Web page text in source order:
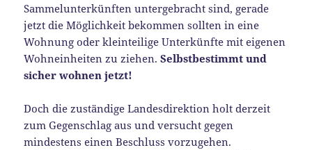
Sammelunterkünften untergebracht sind, gerade
jetzt die Möglichkeit bekommen sollten in eine
Wohnung oder kleinteilige Unterkünfte mit eigenen
Wohneinheiten zu ziehen.Selbstbestimmt und
sicher wohnen jetzt!
Doch die zuständige Landesdirektion holt derzeit
zum Gegenschlag aus und versucht gegen
mindestens einen Beschluss vorzugehen.